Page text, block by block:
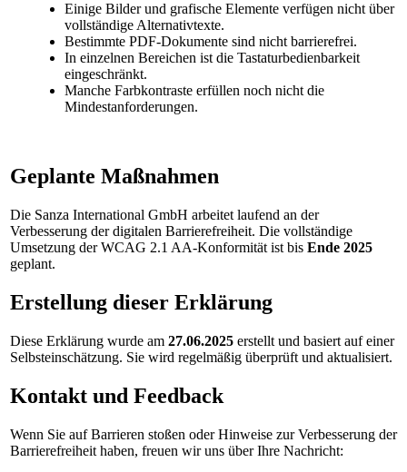
Einige Bilder und grafische Elemente verfügen nicht über
vollständige Alternativtexte.
Bestimmte PDF-Dokumente sind nicht barrierefrei.
In einzelnen Bereichen ist die Tastaturbedienbarkeit
eingeschränkt.
Manche Farbkontraste erfüllen noch nicht die
Mindestanforderungen.
Geplante Maßnahmen
Die Sanza International GmbH arbeitet laufend an der
Verbesserung der digitalen Barrierefreiheit. Die vollständige
Umsetzung der WCAG 2.1 AA-Konformität ist bis Ende 2025
geplant.
Erstellung dieser Erklärung
Diese Erklärung wurde am 27.06.2025 erstellt und basiert auf einer
Selbsteinschätzung. Sie wird regelmäßig überprüft und aktualisiert.
Kontakt und Feedback
Wenn Sie auf Barrieren stoßen oder Hinweise zur Verbesserung der
Barrierefreiheit haben, freuen wir uns über Ihre Nachricht: